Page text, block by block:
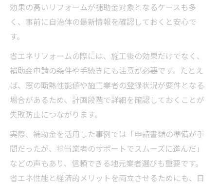
効果の高いリフォームが補助金対象となるケースも多
く、事前に自治体の最新情報を確認しておくと安心で
す。
省エネリフォームの際には、施工後の効果だけでなく、
補助金申請の条件や手続きにも注意が必要です。たとえ
ば、窓の断熱性能値や施工業者の登録状況が要件となる
場合があるため、計画段階で詳細を確認しておくことが
失敗防止につながります。
実際、補助金を活用した事例では「申請書類の準備が手
間だったが、担当業者のサポートでスムーズに進んだ」
などの声もあり、信頼できる地元業者選びも重要です。
省エネ性能と経済的メリットを両立させるためにも、目